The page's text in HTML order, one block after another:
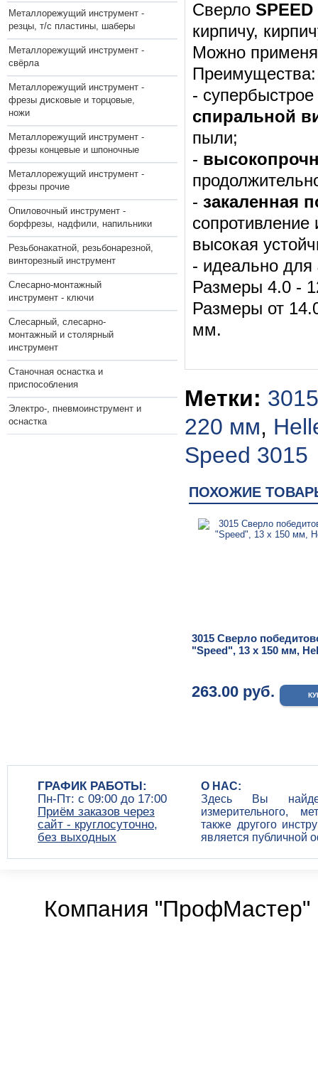
Металлорежущий инструмент -
резцы, т/с пластины, шаберы
Металлорежущий инструмент -
свёрла
Металлорежущий инструмент -
фрезы дисковые и торцовые,
ножи
Металлорежущий инструмент -
фрезы концевые и шпоночные
Металлорежущий инструмент -
фрезы прочие
Опиловочный инструмент -
борфрезы, надфили, напильники
Резьбонакатной, резьбонарезной,
винторезный инструмент
Слесарно-монтажный
инструмент - ключи
Слесарный, слесарно-
монтажный и столярный
инструмент
Станочная оснастка и
приспособления
Электро-, пневмоинструмент и
оснастка
Сверло SPEED
кирпичу,
Можно
Преимущества:
-
спиральной
пыли;
-
- закаленная
высокая
- идеально для
Размеры 4.0 -
Размеры от
мм.
Метки:
220 мм,
Speed 3015
ПОХОЖИЕ
3015 Сверло
"Speed", 13 x 150 мм,
263.00 руб.
ГРАФИК РАБОТЫ:
Пн-Пт: c 09:00 до 17:00
Приём заказов через
сайт - круглосуточно,
без выходных
О НАС:
Здесь Вы
измерительного,
также другого
является публичной
Компания "ПрофМастер"